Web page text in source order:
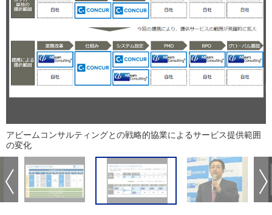
アビームコンサルティングとの戦略的協業によるサービス提供範囲
の変化